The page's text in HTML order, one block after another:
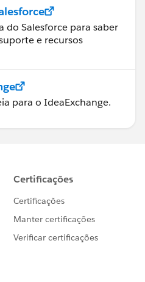
do Salesforce para saber
e recursos
para o IdeaExchange.